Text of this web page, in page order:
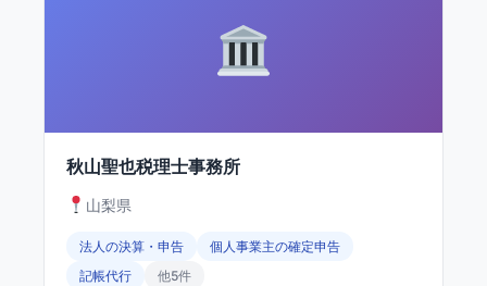
秋山聖也税理士事務所
山梨県
法人の決算・申告
個人事業主の確定申告
記帳代行
他5件